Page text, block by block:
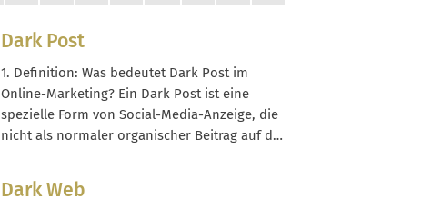
Dark Post
1. Definition: Was bedeutet Dark Post im
Online-Marketing? Ein Dark Post ist eine
spezielle Form von Social-Media-Anzeige, die
nicht als normaler organischer Beitrag auf der
Stattdessen wird sie ausschließlich als Paid
Ad über den Werbe-Manager einer Plattform
Dark Web